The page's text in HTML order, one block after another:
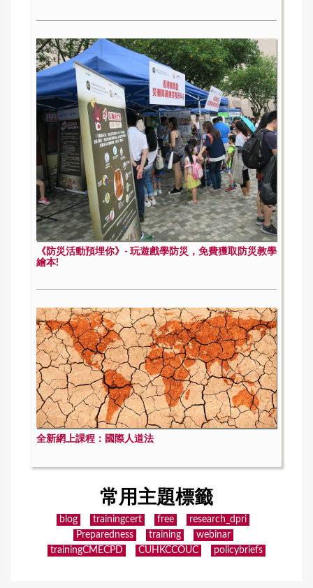
《防災活動預埋你》- 玩遊戲學防災，免費獲取防災教學
繪本!
全新網上課程：國際人道法
常用主題標籤
blog trainingcert free
research_dpri
Preparedness
training
webinar
trainingCMECPD
CUHKCCOUC policybriefs